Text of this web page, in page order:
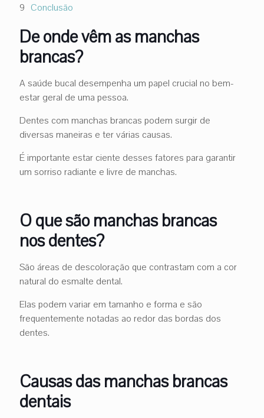
Conclusão
De onde vêm as manchas
brancas?
A saúde bucal desempenha um papel crucial no bem-
estar geral de uma pessoa.
Dentes com manchas brancas podem surgir de
diversas maneiras e ter várias causas.
É importante estar ciente desses fatores para garantir
um sorriso radiante e livre de manchas.
O que são manchas brancas
nos dentes?
São áreas de descoloração que contrastam com a cor
natural do esmalte dental.
Elas podem variar em tamanho e forma e são
frequentemente notadas ao redor das bordas dos
dentes.
Causas das manchas brancas
dentais